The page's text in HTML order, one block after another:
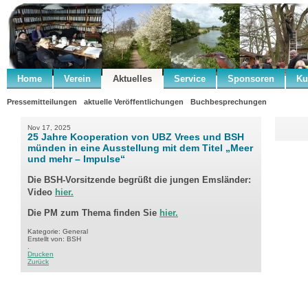
Home Verein Aktuelles Service Sponsoren
Pressemitteilungen aktuelle Veröffentlichungen Buchbesprechungen
Nov 17, 2025
25 Jahre Kooperation von UBZ Vrees und BSH
münden in eine Ausstellung mit dem Titel „Meer
und mehr – Impulse“
Die BSH-Vorsitzende begrüßt die jungen Emsländer:
Video hier.
Die PM zum Thema finden Sie hier.
Kategorie: General
Erstellt von: BSH
Drucken
Zurück